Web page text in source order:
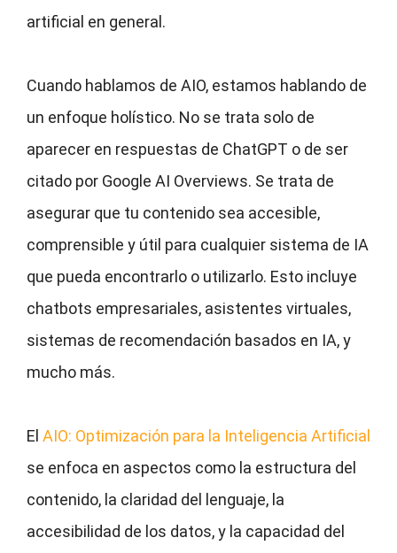
artificial en general.
Cuando hablamos de AIO, estamos hablando de
un enfoque holístico. No se trata solo de
aparecer en respuestas de ChatGPT o de ser
citado por Google AI Overviews. Se trata de
asegurar que tu contenido sea accesible,
comprensible y útil para cualquier sistema de IA
que pueda encontrarlo o utilizarlo. Esto incluye
chatbots empresariales, asistentes virtuales,
sistemas de recomendación basados en IA, y
mucho más.
El AIO: Optimización para la Inteligencia Artificial
se enfoca en aspectos como la estructura del
contenido, la claridad del lenguaje, la
accesibilidad de los datos, y la capacidad del